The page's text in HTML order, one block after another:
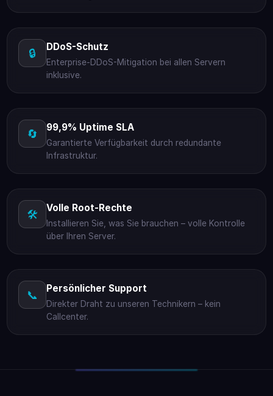
🔒 DDoS-Schutz
Enterprise-DDoS-Mitigation bei allen Servern
inklusive.
🔄 99,9% Uptime SLA
Garantierte Verfügbarkeit durch redundante
Infrastruktur.
🛠️ Volle Root-Rechte
Installieren Sie, was Sie brauchen – volle Kontrolle
über Ihren Server.
📞 Persönlicher Support
Direkter Draht zu unseren Technikern – kein
Callcenter.